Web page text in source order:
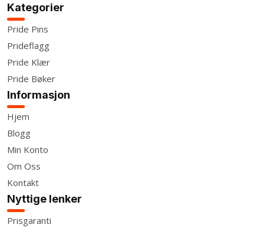
Kategorier
Pride Pins
Prideflagg
Pride Klær
Pride Bøker
Informasjon
Hjem
Blogg
Min Konto
Om Oss
Kontakt
Nyttige lenker
Prisgaranti